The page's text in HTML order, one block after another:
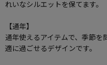
れいなシルエットを保てます。
【通年】
通年使えるアイテムで、季節
適に過ごせるデザインです。